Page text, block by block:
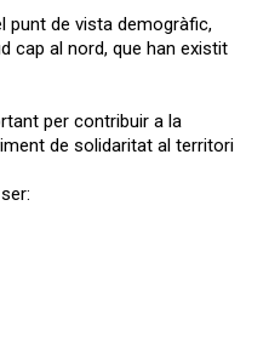
punt de vista demogràfic,
cap al nord, que han existit
per contribuir a la
de solidaritat al territori